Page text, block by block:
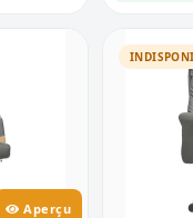
Aperçu